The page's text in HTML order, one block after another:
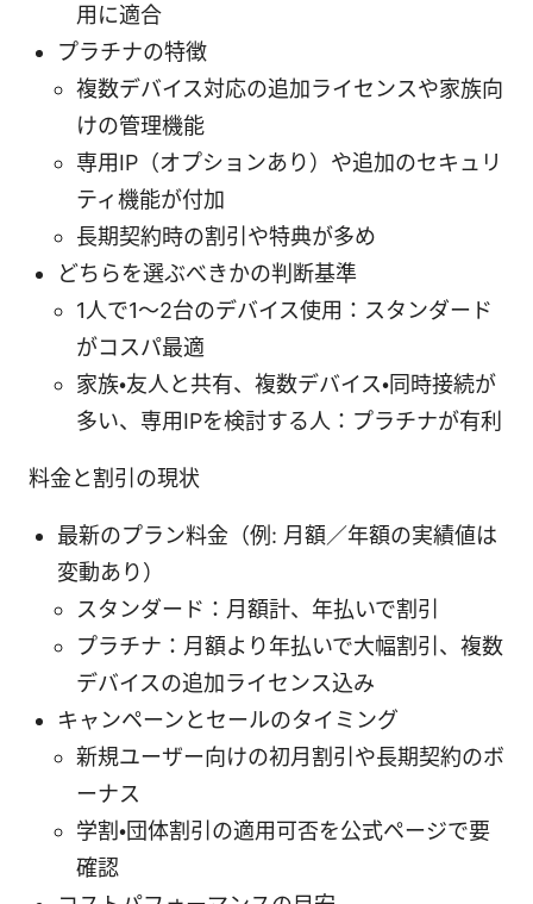
用に適合
プラチナの特徴
複数デバイス対応の追加ライセンスや家族向
けの管理機能
専用IP（オプションあり）や追加のセキュリ
ティ機能が付加
長期契約時の割引や特典が多め
どちらを選ぶべきかの判断基準
1人で1～2台のデバイス使用：スタンダード
がコスパ最適
家族・友人と共有、複数デバイス・同時接続が
多い、専用IPを検討する人：プラチナが有利
料金と割引の現状
最新のプラン料金（例: 月額／年額の実績値は
変動あり）
スタンダード：月額計、年払いで割引
プラチナ：月額より年払いで大幅割引、複数
デバイスの追加ライセンス込み
キャンペーンとセールのタイミング
新規ユーザー向けの初月割引や長期契約のボ
ーナス
学割・団体割引の適用可否を公式ページで要
確認